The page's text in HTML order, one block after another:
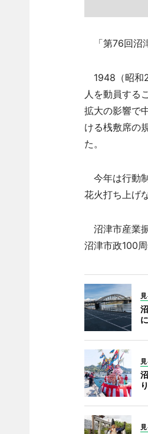
「第76回沼
1948（昭和
人を動員する
拡大の影響で
ける桟敷席の
た。
今年は行動
花火打ち上げ
沼津市産業
沼津市政100